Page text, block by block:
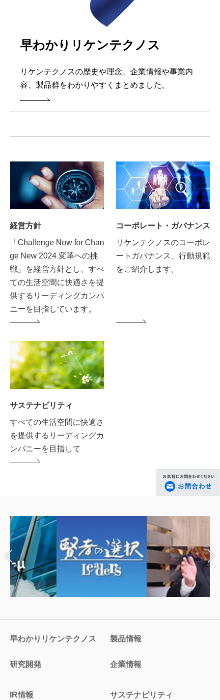
早わかりリケンテクノス
リケンテクノスの歴史や理念、企業情報や事業内
容、製品群をわかりやすくまとめました。
経営方針
「Challenge Now for Chan
ge New 2024 変革への挑
戦」を経営方針とし、すべ
ての生活空間に快適さを提
供するリーディングカンパ
ニーを目指しています。
コーポレート・ガバナンス
リケンテクノスのコーポレ
ートガバナンス、行動規範
をご紹介します。
サステナビリティ
すべての生活空間に快適さ
を提供するリーディングカ
ンパニーを目指して
早わかりリケンテクノス 製品情報
研究開発 企業情報
IR情報 サステナビリティ